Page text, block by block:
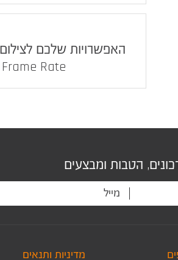
Frame Rate
הטבות ומבצעים
מדיניות ותנאים